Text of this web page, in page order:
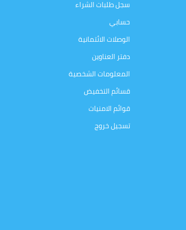
سجل طلبات الشراء
حسابي
الوصلات الائتمانية
دفتر العناوين
المعلومات الشخصية
قسائم التخفيض
قوائم الامنيات
تسجيل خروج